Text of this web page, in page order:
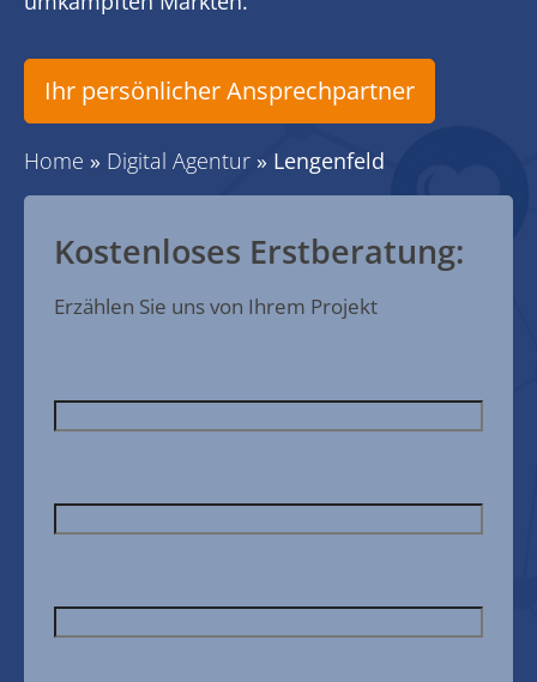
Ihr persönlicher Ansprechpartner
Home » Digital Agentur » Lengenfeld
Kostenloses Erstberatung:
Erzählen Sie uns von Ihrem Projekt